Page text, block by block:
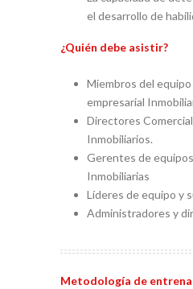
el desarrollo de
¿Quién debe asistir?
Miembros del
empresarial
Directores
Inmobiliarios.
Gerentes de
Inmobiliarias
Líderes de equipo y
Administradores y
Metodología de